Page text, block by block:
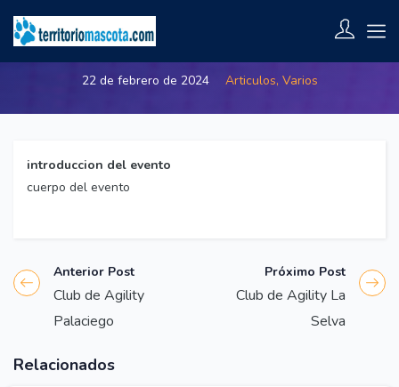
Club de Agility Maresme
22 de febrero de 2024 Articulos, Varios
introduccion del evento
cuerpo del evento
Anterior Post
Club de Agility
Palaciego
Próximo Post
Club de Agility La
Selva
Relacionados